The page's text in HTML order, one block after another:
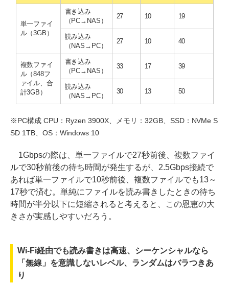
単一ファイ
ル（3GB）
書き込み
（PC→NAS）
27 10 19
読み込み
（NAS→PC）
27 10 40
複数ファイ
ル（848フ
ァイル、合
計3GB）
書き込み
（PC→NAS）
33 17 39
読み込み
（NAS→PC）
30 13 50
※PC構成 CPU：Ryzen 3900X、メモリ：32GB、SSD：NVMe S
SD 1TB、OS：Windows 10
1Gbpsの際は、単一ファイルで27秒前後、複数ファイ
ルで30秒前後の待ち時間が発生するが、2.5Gbps接続で
あれば単一ファイルで10秒前後、複数ファイルでも13～
17秒で済む。単純にファイルを読み書きしたときの待ち
時間が半分以下に短縮されると考えると、この恩恵の大
きさが実感しやすいだろう。
Wi-Fi経由でも読み書きは高速、シーケンシャルなら
「無線」を意識しないレベル、ランダムはバラつきあ
り